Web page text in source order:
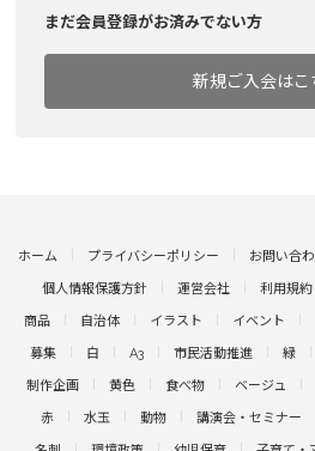
まだ会員登録がお済みでない方
新規ご入会はこ
ホーム プライバシーポリシー お問い合
個人情報保護方針 運営会社 利用規約
商品 自治体 イラスト イベント
募集 白 A3 市民活動推進 緑
制作企画 黄色 食べ物 ベージュ
赤 水玉 動物 講演会・セミナー